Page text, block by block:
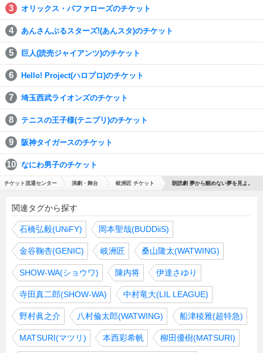
オリックス・バファローズのチケット
あんさんぶるスターズ!(あんスタ)のチケット
巨人(読売ジャイアンツ)のチケット
Hello! Project(ハロプロ)のチケット
埼玉西武ライオンズのチケット
テニスの王子様(テニプリ)のチケット
阪神タイガースのチケット
なにわ男子のチケット
チケット流通センター 演劇・舞台 岐洲匠 チケット 朗読劇 夢から醒めない夢を見よ。
関連タグから探す
石橋弘毅(UNiFY) 岡本聖哉(BUDDiiS)
金谷鞠杏(GENIC) 岐洲匠 桑山隆太(WATWING)
SHOW-WA(ショウワ) 陳内将 伊達さゆり
寺田真二郎(SHOW-WA) 中村竜大(LIL LEAGUE)
野村眞之介 八村倫太郎(WATWING) 船津稜雅(超特急)
MATSURI(マツリ) 本西彩希帆 柳田優樹(MATSURI)